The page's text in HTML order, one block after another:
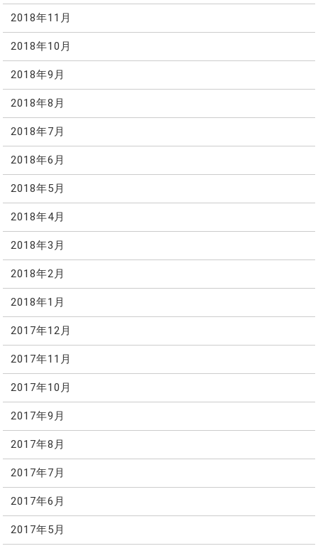
2018年11月
2018年10月
2018年9月
2018年8月
2018年7月
2018年6月
2018年5月
2018年4月
2018年3月
2018年2月
2018年1月
2017年12月
2017年11月
2017年10月
2017年9月
2017年8月
2017年7月
2017年6月
2017年5月